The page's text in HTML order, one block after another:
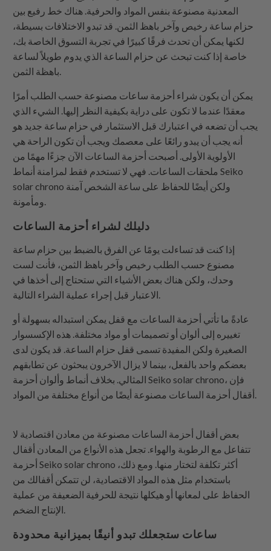
المعدنية مصنوعة بنفس المواد والحرفية. هناك خط رفيع بين
حزام ساعة رخيص وآخر باهظ الثمن. قد تبدو الاختلافات بسيطة،
لكنها يمكن أن تحدث فرقًا كبيرًا في تجربة التسوق الخاصة بك،
خاصة إذا كنت تبحث عن حزام الساعة الذي يدوم طويلاً لساعة
باهظة الثمن.
يمكن أن يكون شراء أحزمة ساعات مصنوعة حسب الطلب أمرًا
معقدًا عندما لا تكون على دراية بكيفية النظر إليها. الشيء الذي
يجب أن تضعه في اعتبارك قبل الاستثمار في حزام ساعة جديد هو
أنه يجب أن يبدو رائعًا على معصمك ويجب أن تكون الراحة هي
الأولوية الأولى. أصبحت أحزمة الساعات الآن جزءًا مهمًا من
ملحقات الساعات. فهي لا تستخدم فقط لمزامنة أنماط Seiko
solar chrono ولكن أيضًا للحفاظ على ساعة الشخص آمنة
ومأمونة.
دليلك لشراء أحزمة الساعات
إذا كنت قد تساءلت يومًا عن الفرق بالضبط بين حزام ساعة
مصنوع حسب الطلب رخيص وآخر باهظ الثمن، فأنت لست
وحدك، ولكن هناك بعض الأشياء التي ستحتاج إلى أخذها في
الاعتبار قبل إجراء عملية الشراء التالية.
عادةً ما تأتي أحزمة الساعات مع قفل يمكن استبداله بسهولة أو
تغييره إلى ألوان أو تصميمات أو مواد مختلفة. هذه الإكسسوار
الصغيرة ولكن المفيدة تسمى قفل حزام الساعة. قد يكون لدى
بعضكم واحد بالفعل، بينما لا يزال الآخرون يبحثون عن تطابقهم
المثالي. بخلاف أنماط وألوان أحزمة Seiko solar chrono، فإن
أقفال أحزمة الساعات مصنوعة أيضًا من أنواع مختلفة من المواد.
بعض أقفال أحزمة الساعات مصنوعة من معادن اقتصادية لا
تتفاعل مع الرطوبة والهواء. تجعل هذه الأنواع من المعادن أقفال
أحزمة Seiko solar chrono أكثر تكلفة لتختار منها. ومع ذلك،
باستخدام مثل هذه المواد الاقتصادية، لن تتمكن أقفالك من
الحفاظ على لمعانها أو هيكلها نتيجة للحرفية الضعيفة من عملية
الإنتاج الضخم.
ساعات ستجعلك تبدو أنيقًا بميزانية محدودة